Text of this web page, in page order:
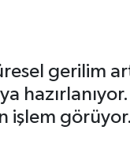
gerilim
işlem görüyor.